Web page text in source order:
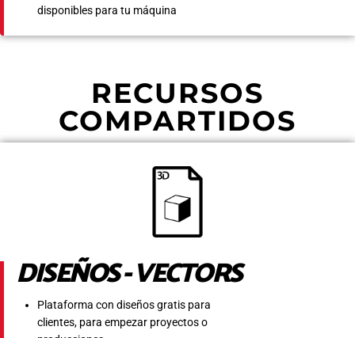
disponibles para tu máquina
RECURSOS
COMPARTIDOS
DISEÑOS - VECTORS
Plataforma con diseños gratis para
clientes, para empezar proyectos o